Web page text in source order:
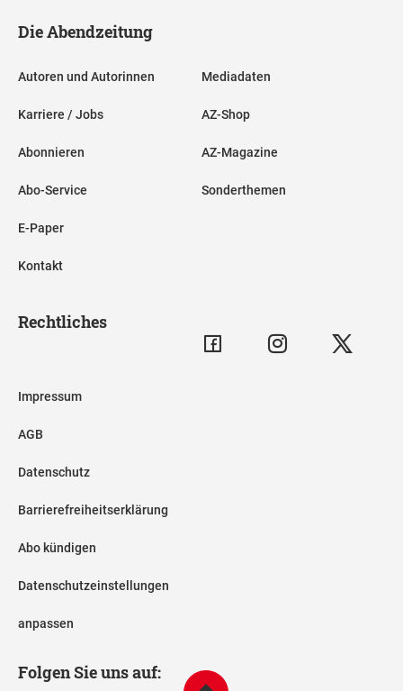
Die Abendzeitung
Autoren und Autorinnen
Karriere / Jobs
Abonnieren
Abo-Service
E-Paper
Kontakt
Mediadaten
AZ-Shop
AZ-Magazine
Sonderthemen
Rechtliches
Impressum
AGB
Datenschutz
Barrierefreiheitserklärung
Abo kündigen
Datenschutzeinstellungen
anpassen
Folgen Sie uns auf: